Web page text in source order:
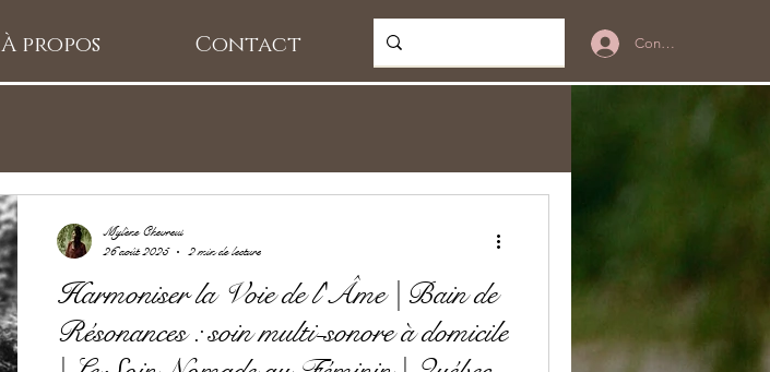
À propos Contact Connexion
Harmoniser la Voie de l'Âme | Bain de
Résonances : soin multi-sonore à domicile
Mylène Chevreul
26 août 2025
2 min de lecture